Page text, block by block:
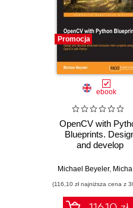
Promocja
ebook
OpenCV with
Blueprints.
and develop
vision projects
Michael Beyeler, Michael Beyeler (USD)
(116,10 zł najniższa cena z